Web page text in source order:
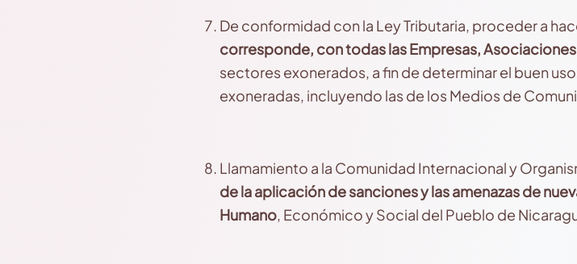
De conformidad con la Ley Tributaria, proceder a
corresponde, con todas las Empresas, Asociaciones
sectores exonerados, a fin de determinar el buen
exoneradas, incluyendo las de los Medios de
Llamamiento a la Comunidad Internacional y
de la aplicación de sanciones y las amenazas de
Humano, Económico y Social del Pueblo de